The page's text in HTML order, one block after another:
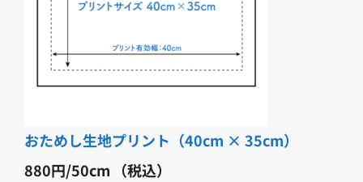
おためし生地プリント（40cm × 35cm）
880円 （税込）